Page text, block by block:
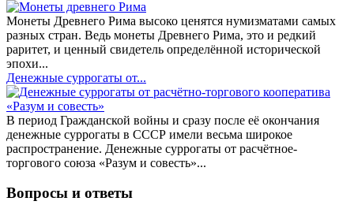
Монеты Древнего Рима высоко ценятся нумизматами самых
разных стран. Ведь монеты Древнего Рима, это и редкий
раритет, и ценный свидетель определённой исторической
эпохи...
Денежные суррогаты от...
В период Гражданской войны и сразу после её окончания
денежные суррогаты в СССР имели весьма широкое
распространение. Денежные суррогаты от расчётное-
торгового союза «Разум и совесть»...
Вопросы и ответы